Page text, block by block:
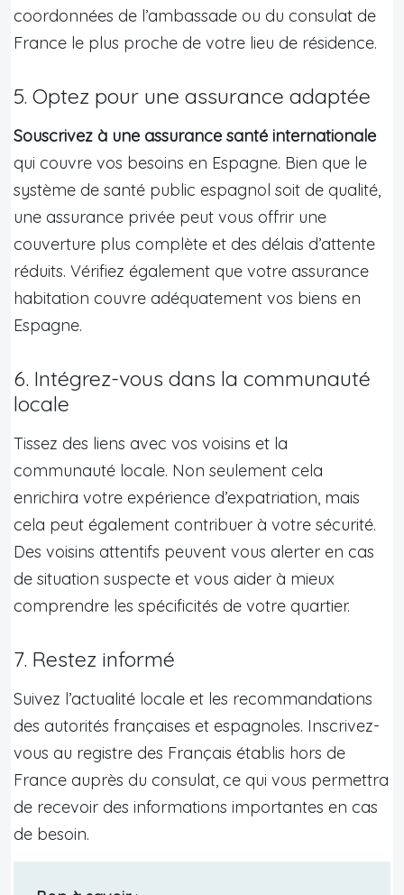
coordonnées de l’ambassade ou du consulat de
France le plus proche de votre lieu de résidence.
5. Optez pour une assurance adaptée
Souscrivez à une assurance santé internationale
qui couvre vos besoins en Espagne. Bien que le
système de santé public espagnol soit de qualité,
une assurance privée peut vous offrir une
couverture plus complète et des délais d’attente
réduits. Vérifiez également que votre assurance
habitation couvre adéquatement vos biens en
Espagne.
6. Intégrez-vous dans la communauté
locale
Tissez des liens avec vos voisins et la
communauté locale. Non seulement cela
enrichira votre expérience d’expatriation, mais
cela peut également contribuer à votre sécurité.
Des voisins attentifs peuvent vous alerter en cas
de situation suspecte et vous aider à mieux
comprendre les spécificités de votre quartier.
7. Restez informé
Suivez l’actualité locale et les recommandations
des autorités françaises et espagnoles. Inscrivez-
vous au registre des Français établis hors de
France auprès du consulat, ce qui vous permettra
de recevoir des informations importantes en cas
de besoin.